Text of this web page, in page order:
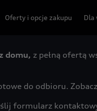
Oferty i opcje zakupu Dla
domu, z pełną ofertą
do odbioru. Zobacz
formularz